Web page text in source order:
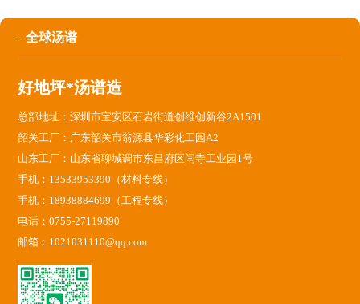
全球汤谱
好地坪*汤谱造
总部地址：深圳市宝安区石岩街道创维创新谷2A1501
韶关工厂：广东韶关市翁源县华彩化工园A2
山东工厂：山东省聊城调市东昌府区闫寺工业园1号
手机：13533953390（材料专线）
手机：18938884699（工程专线）
电话：0755-27119890
邮箱：1021031110@qq.com